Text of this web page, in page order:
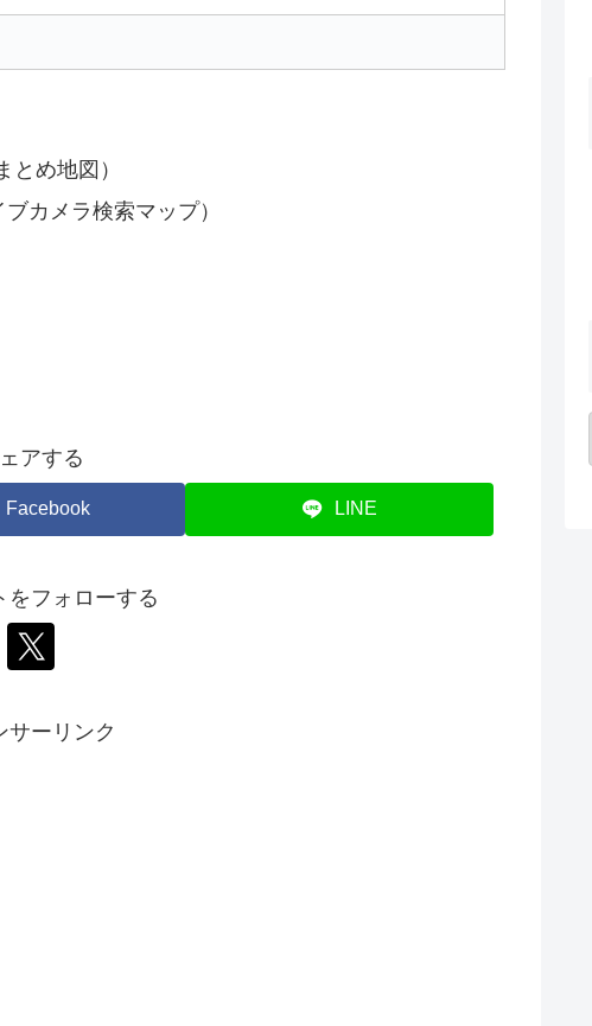
め地図）
カメラ検索マップ）
アする
Facebook LINE
をフォローする
サーリンク